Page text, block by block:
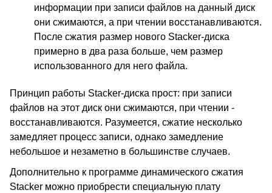
информации при записи файлов на данный диск
они сжимаются, а при чтении восстанавливаются.
После сжатия размер нового Stacker-диска
примерно в два раза больше, чем размер
использованного для него файла.
Принцип работы Stacker-диска прост: при записи
файлов на этот диск они сжимаются, при чтении -
восстанавливаются. Разумеется, сжатие несколько
замедляет процесс записи, однако замедление
небольшое и незаметно в большинстве случаев.
Дополнительно к программе динамического сжатия
Stacker можно приобрести специальную плату